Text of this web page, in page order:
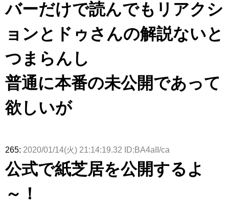
バーだけで読んでもリアクシ
ョンとドゥさんの解説ないと
つまらんし
普通に本番の未公開であって
欲しいが
265: 2020/01/14(火) 21:14:19.32 ID:BA4aII/ca
公式で紙芝居を公開するよ
～！